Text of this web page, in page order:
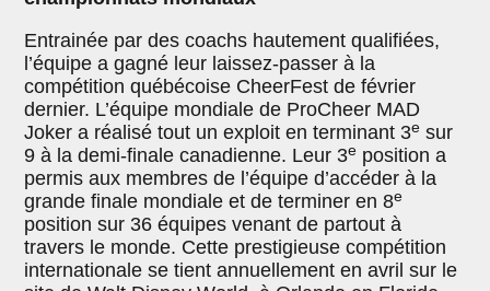
Entrainée par des coachs hautement qualifiées,
l’équipe a gagné leur laissez-passer à la
compétition québécoise CheerFest de février
dernier. L’équipe mondiale de ProCheer MAD
Joker a réalisé tout un exploit en terminant 3e sur
9 à la demi-finale canadienne. Leur 3e position a
permis aux membres de l’équipe d’accéder à la
grande finale mondiale et de terminer en 8e
position sur 36 équipes venant de partout à
travers le monde. Cette prestigieuse compétition
internationale se tient annuellement en avril sur le